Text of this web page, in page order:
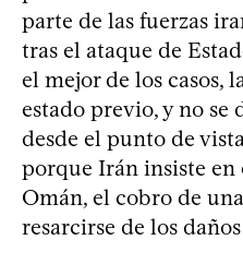
parte de las fuerzas
tras el ataque de
el mejor de los casos,
estado previo, y no se
desde el punto de
porque Irán insiste en
Omán, el cobro de
resarcirse de los